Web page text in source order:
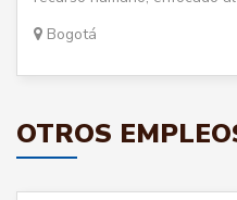
Bogotá
OTROS